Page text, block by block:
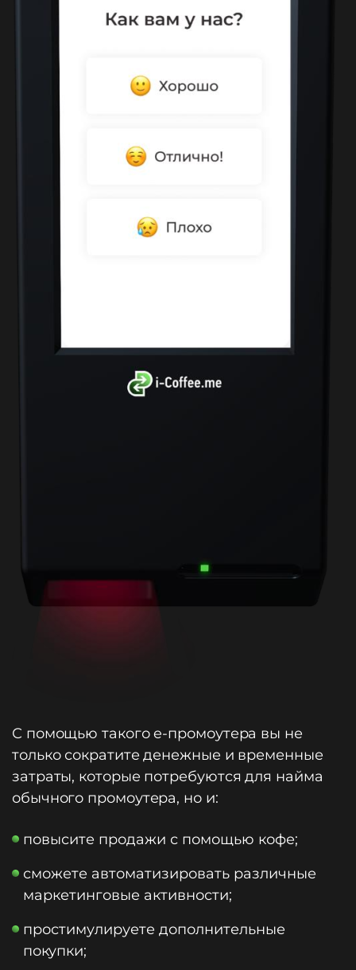
С помощью такого e-промоутера вы не
только сократите денежные и временные
затраты, которые потребуются для найма
обычного промоутера, но и:
повысите продажи с помощью кофе;
сможете автоматизировать различные
маркетинговые активности;
простимулируете дополнительные
покупки;